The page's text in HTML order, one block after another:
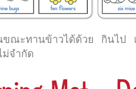
ณะทานข้าวได้ด้วย กินไป
ม่จำกัด